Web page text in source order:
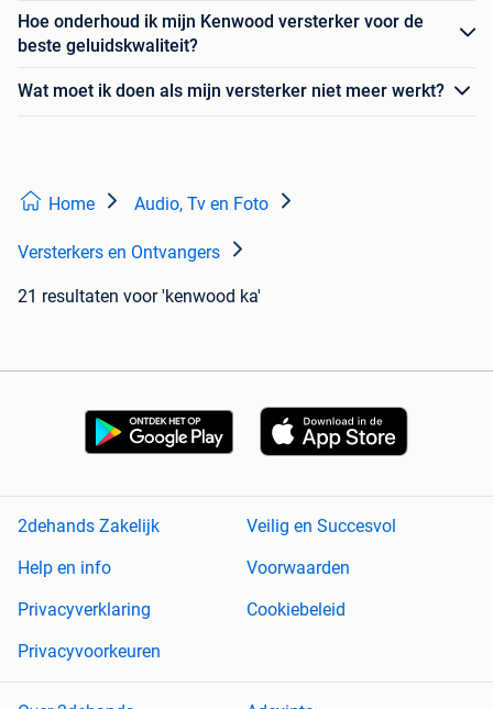
Hoe onderhoud ik mijn Kenwood versterker voor de
beste geluidskwaliteit?
Wat moet ik doen als mijn versterker niet meer werkt?
Home Audio, Tv en Foto
Versterkers en Ontvangers
21 resultaten voor 'kenwood ka'
2dehands Zakelijk
Veilig en Succesvol
Help en info
Voorwaarden
Privacyverklaring
Cookiebeleid
Privacyvoorkeuren